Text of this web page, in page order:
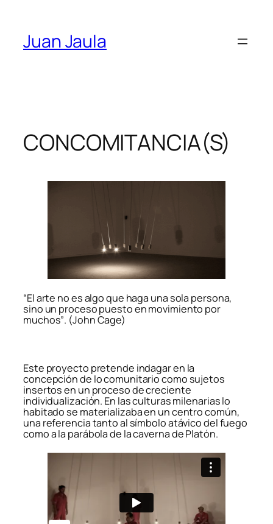
content
Juan Jaula
CONCOMITANCIA(S)
“El arte no es algo que haga una sola persona,
sino un proceso puesto en movimiento por
muchos”. (John Cage)
Este proyecto pretende indagar en la
concepción de lo comunitario como sujetos
insertos en un proceso de creciente
individualización. En las culturas milenarias lo
habitado se materializaba en un centro común,
una referencia tanto al símbolo atávico del fuego
como a la parábola de la caverna de Platón.